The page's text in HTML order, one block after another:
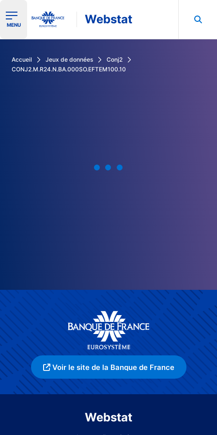
Ouvrir le menu de navigation
MENU Webstat
Accueil Jeux de données
Conj2
CONJ2.M.R24.N.BA.000SO.EFTEM100.10
Voir le site de la Banque de France
Webstat